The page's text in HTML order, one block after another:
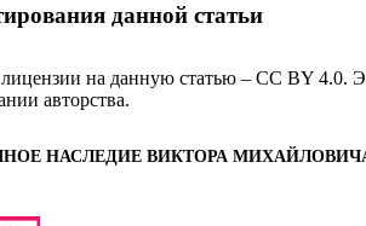
данной статьи
на данную статью – CC BY 4.0.
авторства.
НАСЛЕДИЕ ВИКТОРА